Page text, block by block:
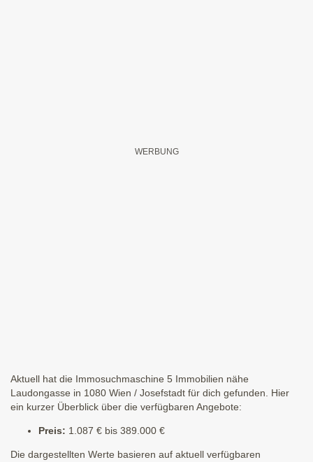
Aktuell hat die Immosuchmaschine 5 Immobilien nähe
Laudongasse in 1080 Wien / Josefstadt für dich gefunden. Hier
ein kurzer Überblick über die verfügbaren Angebote:
Preis: 1.087 € bis 389.000 €
Die dargestellten Werte basieren auf aktuell verfügbaren